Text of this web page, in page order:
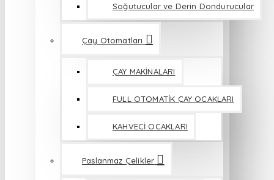
Soğutucular ve Derin Dondurucular
Çay Otomatları
ÇAY MAKİNALARI
FULL OTOMATİK ÇAY OCAKLARI
KAHVECİ OCAKLARI
Paslanmaz Çelikler